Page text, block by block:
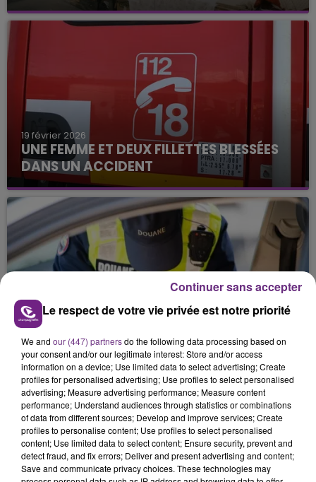
19 février 2026
UNE FEMME ET DEUX FILLETTES BLESSÉES
DANS UN ACCIDENT
18 février 2026
80 KG D'HERBE DE CANNABIS SAISIS PAR
LES DOUANES.
Le respect de votre vie privée est notre priorité
We and our (447) partnersdo the following data processing based on
your consent and/or our legitimate interest: Store and/or access
information on a device; Use limited data to select advertising; Create
profiles for personalised advertising; Use profiles to select personalised
advertising; Measure advertising performance; Measure content
performance; Understand audiences through statistics or combinations
of data from different sources; Develop and improve services; Create
profiles to personalise content; Use profiles to select personalised
content; Use limited data to select content; Ensure security, prevent and
detect fraud, and fix errors; Deliver and present advertising and content;
Save and communicate privacy choices. These technologies may
Continuer sans accepter